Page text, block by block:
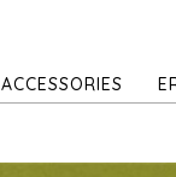
ACCESSORIES